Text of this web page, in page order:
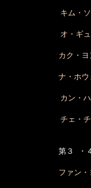
キム・
オ・ギ
カク・ヨ
ナ・ホウ
カン・
チェ・
第３ ・４
ファン・